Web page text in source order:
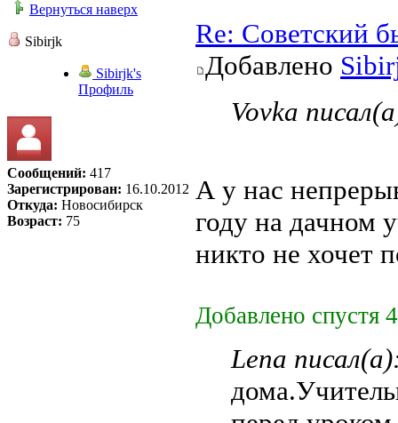
Вернуться наверх
Sibirjk
Sibirjk's
Профиль
Сообщений: 417
Зарегистрирован: 16.10.2012
Откуда: Новосибирск
Возраст: 75
Re: Советский
Добавлено
Vovka
А у нас
году на дачном
никто не хочет
Добавлено спустя
Lena